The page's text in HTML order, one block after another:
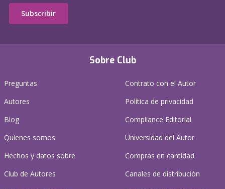
Sobre Club
Preguntas
Autores
Blog
Quienes somos
Hechos y datos sobre
Club de Autores
Contrato con el Autor
Política de privacidad
Compliance Editorial
Universidad del Autor
Compras en cantidad
Canales de distribución
Subscribir